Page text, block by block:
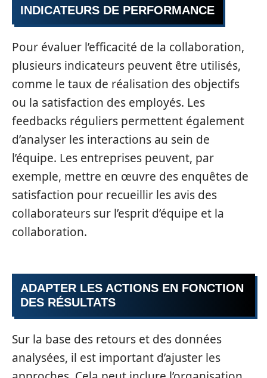
INDICATEURS DE PERFORMANCE
Pour évaluer l’efficacité de la collaboration,
plusieurs indicateurs peuvent être utilisés,
comme le taux de réalisation des objectifs
ou la satisfaction des employés. Les
feedbacks réguliers permettent également
d’analyser les interactions au sein de
l’équipe. Les entreprises peuvent, par
exemple, mettre en œuvre des enquêtes de
satisfaction pour recueillir les avis des
collaborateurs sur l’esprit d’équipe et la
collaboration.
ADAPTER LES ACTIONS EN FONCTION
DES RÉSULTATS
Sur la base des retours et des données
analysées, il est important d’ajuster les